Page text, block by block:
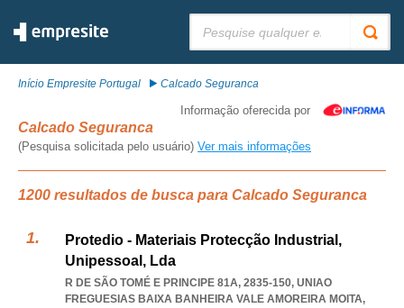
Início Empresite Portugal Calcado Seguranca
Informação oferecida por
Calcado Seguranca
(Pesquisa solicitada pelo usuário) Ver mais informações
1200 resultados de busca para Calcado Seguranca
Protedio - Materiais Protecção Industrial,
Unipessoal, Lda
R DE SÃO TOMÉ E PRINCIPE 81A, 2835-150, UNIAO
FREGUESIAS BAIXA BANHEIRA VALE AMOREIRA MOITA,